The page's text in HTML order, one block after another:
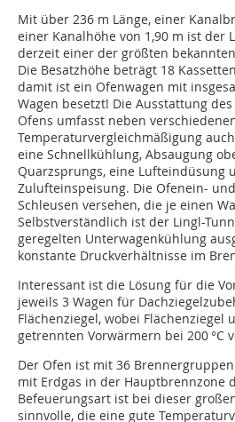
Mit über 236 m Länge, einer
einer Kanalhöhe von 1,90 m ist der
derzeit einer der größten
Die Besatzhöhe beträgt 18
damit ist ein Ofenwagen mit
Wagen besetzt! Die Ausstattung
Ofens umfasst neben
Temperaturvergleichmäßigung
eine Schnellkühlung, Absaugung
Quarzsprungs, eine Lufteindüsung
Zulufteinspeisung. Die Ofenein-
Schleusen versehen, die je einen
Selbstverständlich ist der Lingl-
geregelten Unterwagenkühlung
konstante Druckverhältnisse im
Interessant ist die Lösung für die
jeweils 3 Wagen für
Flächenziegel, wobei Flächenziegel
getrennten Vorwärmern bei 200 °C
Der Ofen ist mit 36
mit Erdgas in der Hauptbrennzone
Befeuerungsart ist bei dieser
sinnvolle, die eine gute